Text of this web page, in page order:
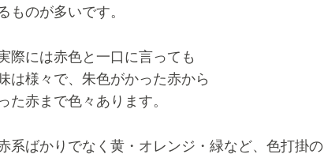
ものが多いです。
際には赤色と一口に言っても
は様々で、朱色がかった赤から
た赤まで色々あります。
系ばかりでなく黄・オレンジ・緑など、色打掛の